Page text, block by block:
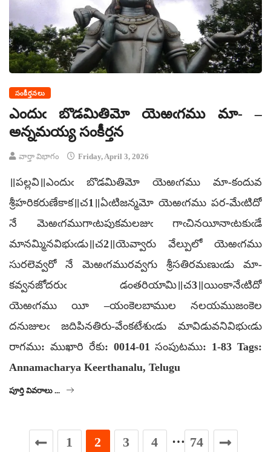
సంకీర్తనలు
ఎందుఁ బొడమితిమో యెఱఁగము మా- –
అన్నమయ్య సంకీర్తన
వార్తా విభాగం Friday, April 3, 2026
॥పల్లవి॥ఎందుఁ బొడమితిమో యెఱఁగము మా-కందువ
శ్రీహరికరుణేకాక॥చ1॥ఏఁటిజన్మమో యెఱఁగము పర-మేఁటిదో
నే మెఱఁగముగాఁటపుకమలజుఁ గాఁచినయీనాఁటకుఁడే
మానమ్మినవిభుఁడు॥చ2॥యెవ్వారు వేల్పులో యెఱఁగము
సురలెవ్వరో నే మెఱఁగమురవ్వగు శ్రీసతిరమణుఁడు మా-
కవ్వనజోదరుఁ డంతరియామి॥చ3॥యింకానేఁటిదో
యెఱఁగము యీ –యంకెలబాముల నలయముజంకెల
దనుజులఁ జదిపినతిరు-వేంకటేశుఁడు మావిడువనివిభుఁడు
రాగము: ముఖారి రేకు: 0014-01 సంపుటము: 1-83 Tags:
Annamacharya Keerthanalu, Telugu
పూర్తి వివరాలు ...
1 2 3 4 … 74